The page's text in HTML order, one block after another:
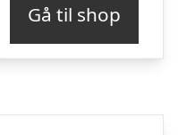
Gå til shop